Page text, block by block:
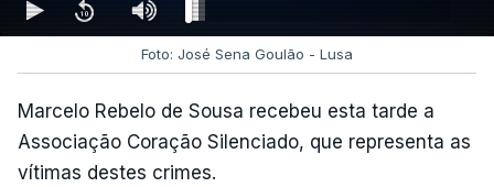
Foto: José Sena Goulão - Lusa
Marcelo Rebelo de Sousa recebeu esta tarde a
Associação Coração Silenciado, que representa as
vítimas destes crimes.